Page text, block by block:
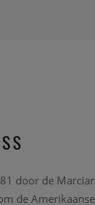
door de
de